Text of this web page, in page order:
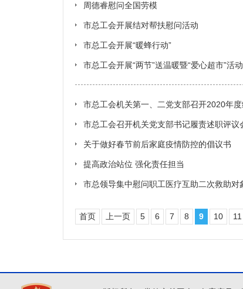
周德睿慰问全国劳模
市总工会开展结对帮扶慰问活动
市总工会开展“暖蜂行动”
市总工会开展“两节”送温暖暨“爱心超市”活动
市总工会机关第一、二党支部召开2020年
市总工会召开机关党支部书记履责述职评议
关于做好春节前后家庭疫情防控的倡议书
提高政治站位 强化责任担当
市总领导集中慰问职工医疗互助二次救助对
首页 上一页 5 6 7 8 9 10 11